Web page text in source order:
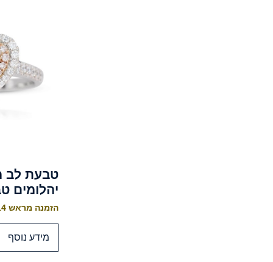
טבעת לב
יהלומים
הזמנה מראש 10-14 ימי עסקים לייצור
מידע נוסף